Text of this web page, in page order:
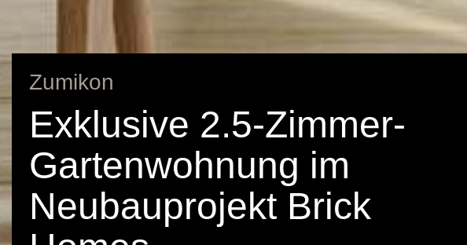
Zumikon
Exklusive 2.5-Zimmer-
Gartenwohnung im
Neubauprojekt Brick